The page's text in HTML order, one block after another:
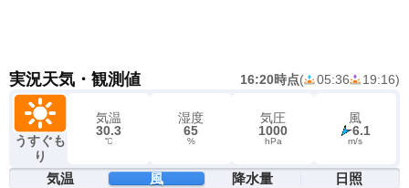
実況天気・観測値 16:20時点( 05:36 19:16)
うすぐも
り
気温
30.3
℃
湿度
65
%
気圧
1000
hPa
風
6.1
m/s
気温 風 降水量 日照